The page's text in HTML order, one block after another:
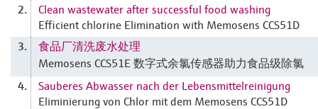
2.
Clean wastewater after successful food washing
Efficient chlorine Elimination with Memosens CCS51D
3.
食品厂清洗废水处理
Memosens CCS51E 数字式余氯传感器助力食品级除氯
4.
Sauberes Abwasser nach der Lebensmittelreinigung
Eliminierung von Chlor mit dem Memosens CCS51D